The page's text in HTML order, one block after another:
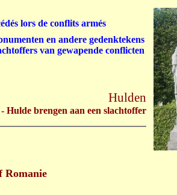
Romanie
Hulden
Hulde brengen aan een slachtoffer
lors de conflits armés
en andere gedenktekens
van gewapende conflicten